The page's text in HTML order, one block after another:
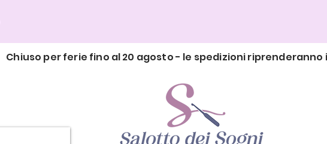
Chiuso per ferie fino al 20 agosto - le spedizioni riprenderanno